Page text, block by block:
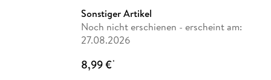
Sonstiger Artikel
Noch nicht erschienen - erscheint am:
27.08.2026
8,99 €*